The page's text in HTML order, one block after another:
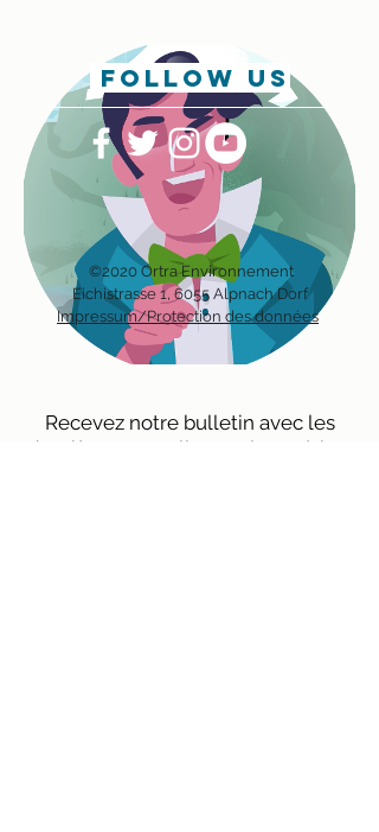
follow us
©2020 Ortra Environnement
Eichistrasse 1, 6055 Alpnach Dorf
Impressum/Protection des données
Recevez notre bulletin avec les
dernières nouvelles sur les métiers